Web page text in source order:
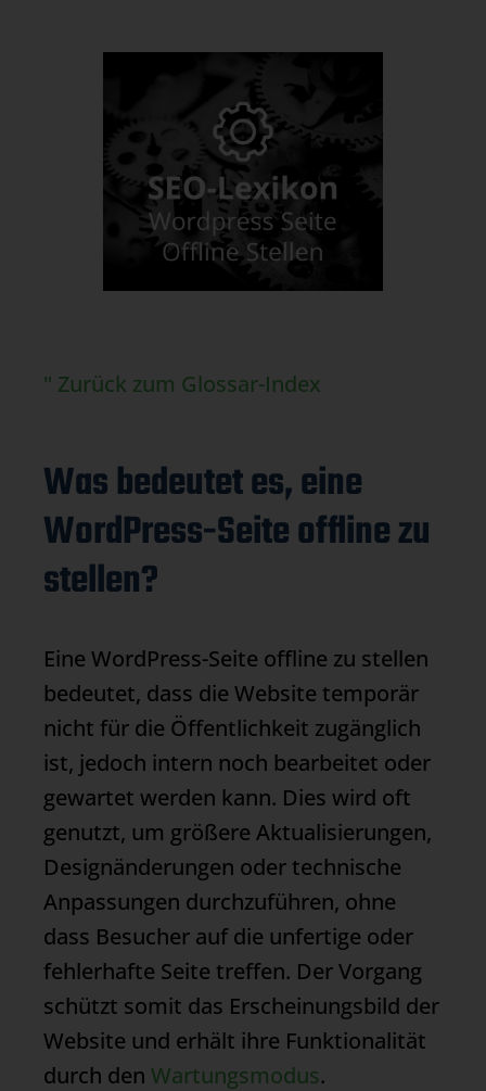
" Zurück zum Glossar-Index
Was bedeutet es, eine
WordPress-Seite offline zu
stellen?
Eine WordPress-Seite offline zu stellen
bedeutet, dass die Website temporär
nicht für die Öffentlichkeit zugänglich
ist, jedoch intern noch bearbeitet oder
gewartet werden kann. Dies wird oft
genutzt, um größere Aktualisierungen,
Designänderungen oder technische
Anpassungen durchzuführen, ohne
dass Besucher auf die unfertige oder
fehlerhafte Seite treffen. Der Vorgang
schützt somit das Erscheinungsbild der
Website und erhält ihre Funktionalität
durch den Wartungsmodus.